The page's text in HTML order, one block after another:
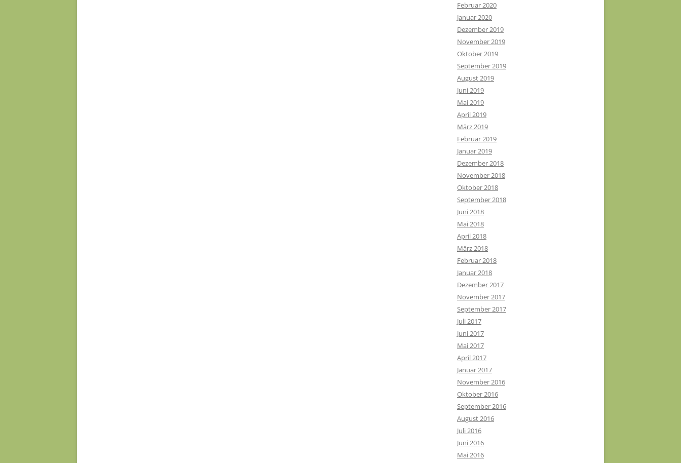
Februar 2020
Januar 2020
Dezember 2019
November 2019
Oktober 2019
September 2019
August 2019
Juni 2019
Mai 2019
April 2019
März 2019
Februar 2019
Januar 2019
Dezember 2018
November 2018
Oktober 2018
September 2018
Juni 2018
Mai 2018
April 2018
März 2018
Februar 2018
Januar 2018
Dezember 2017
November 2017
September 2017
Juli 2017
Juni 2017
Mai 2017
April 2017
Januar 2017
November 2016
Oktober 2016
September 2016
August 2016
Juli 2016
Juni 2016
Mai 2016